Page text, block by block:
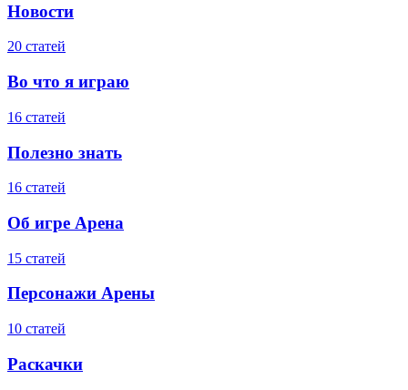
Новости
20 статей
Во что я играю
16 статей
Полезно знать
16 статей
Об игре Арена
15 статей
Персонажи Арены
10 статей
Раскачки